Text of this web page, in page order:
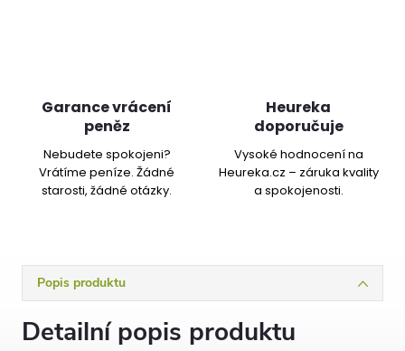
Garance vrácení
peněz
Nebudete spokojeni?
Vrátíme peníze. Žádné
starosti, žádné otázky.
Heureka
doporučuje
Vysoké hodnocení na
Heureka.cz – záruka kvality
a spokojenosti.
Popis produktu
Detailní popis produktu